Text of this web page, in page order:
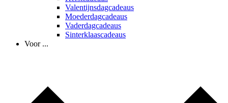
Valentijnsdagcadeaus
Moederdagcadeaus
Vaderdagcadeaus
Sinterklaascadeaus
Voor ...